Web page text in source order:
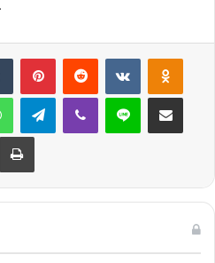
Tumblr PinterestReddit VKontakte
WhatsAppTelegramViber Line E-Posta ile
Yazdır